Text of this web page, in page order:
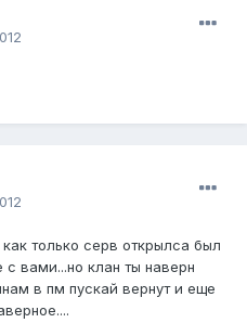
только серв открылса был
вами...но клан ты наверн
в пм пускай вернут и еще